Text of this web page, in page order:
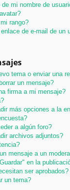
mi nombre de
rango?
de e-mail de un
tema o enviar una
un mensaje?
firma a mi mensaje?
más opciones a la
a algún foro?
archivos adjuntos?
mensaje a un
en la
ser aprobados?
un tema?